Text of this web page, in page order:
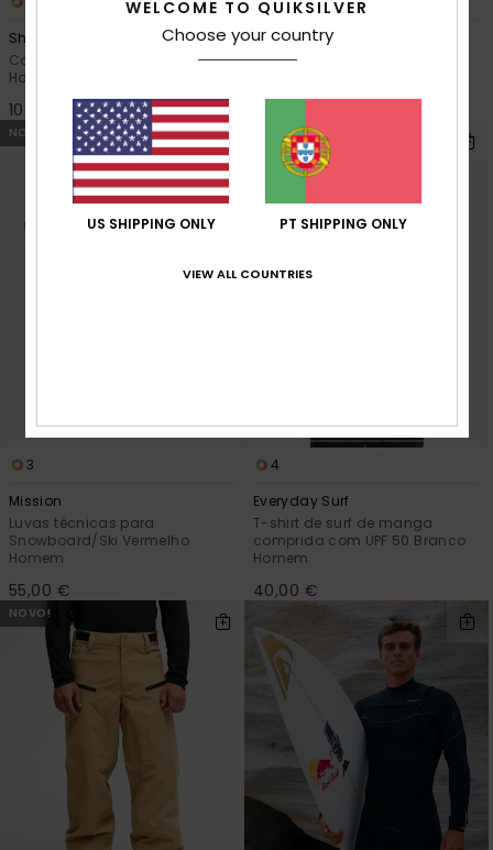
Shallow Water
Colete em velo com fecho Bege
Homem
100,00 €
No Destination Hs
Velo estampado Cinzento
NOVO!
3
Mission
Luvas técnicas para
Snowboard/Ski Vermelho
Homem
55,00 €
4
Everyday Surf
T-shirt de surf de manga
comprida com UPF 50 Branco
Homem
40,00 €
NOVO!
WELCOME TO QUIKSILVER
Choose your country
US SHIPPING ONLY PT SHIPPING ONLY
VIEW ALL COUNTRIES